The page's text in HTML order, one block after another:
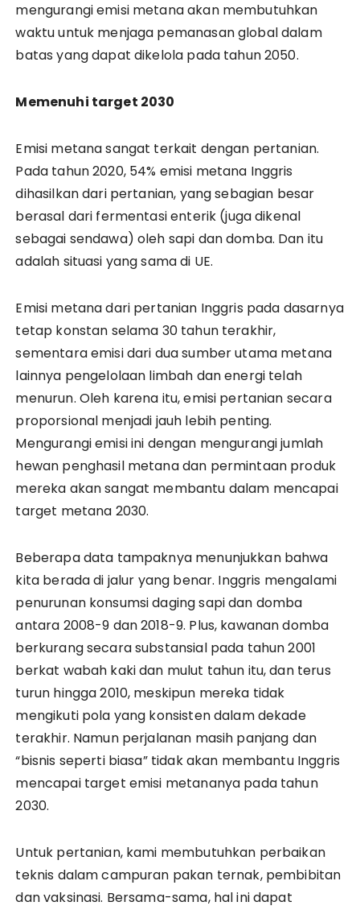
mengurangi emisi metana akan membutuhkan
waktu untuk menjaga pemanasan global dalam
batas yang dapat dikelola pada tahun 2050.
Memenuhi target 2030
Emisi metana sangat terkait dengan pertanian.
Pada tahun 2020, 54% emisi metana Inggris
dihasilkan dari pertanian, yang sebagian besar
berasal dari fermentasi enterik (juga dikenal
sebagai sendawa) oleh sapi dan domba. Dan itu
adalah situasi yang sama di UE.
Emisi metana dari pertanian Inggris pada dasarnya
tetap konstan selama 30 tahun terakhir,
sementara emisi dari dua sumber utama metana
lainnya pengelolaan limbah dan energi telah
menurun. Oleh karena itu, emisi pertanian secara
proporsional menjadi jauh lebih penting.
Mengurangi emisi ini dengan mengurangi jumlah
hewan penghasil metana dan permintaan produk
mereka akan sangat membantu dalam mencapai
target metana 2030.
Beberapa data tampaknya menunjukkan bahwa
kita berada di jalur yang benar. Inggris mengalami
penurunan konsumsi daging sapi dan domba
antara 2008-9 dan 2018-9. Plus, kawanan domba
berkurang secara substansial pada tahun 2001
berkat wabah kaki dan mulut tahun itu, dan terus
turun hingga 2010, meskipun mereka tidak
mengikuti pola yang konsisten dalam dekade
terakhir. Namun perjalanan masih panjang dan
“bisnis seperti biasa” tidak akan membantu Inggris
mencapai target emisi metananya pada tahun
2030.
Untuk pertanian, kami membutuhkan perbaikan
teknis dalam campuran pakan ternak, pembibitan
dan vaksinasi. Bersama-sama, hal ini dapat